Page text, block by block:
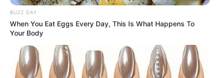
Pais?
Existem muitas
ideias de lembrancinhas para o
maneiras bem simples. Você poderá usar feltro,
TNT, MDF e materiais reciclados, tudo dependerá
BUZZ DAY
When You Eat Eggs Every Day, This Is What Happens To
Your Body